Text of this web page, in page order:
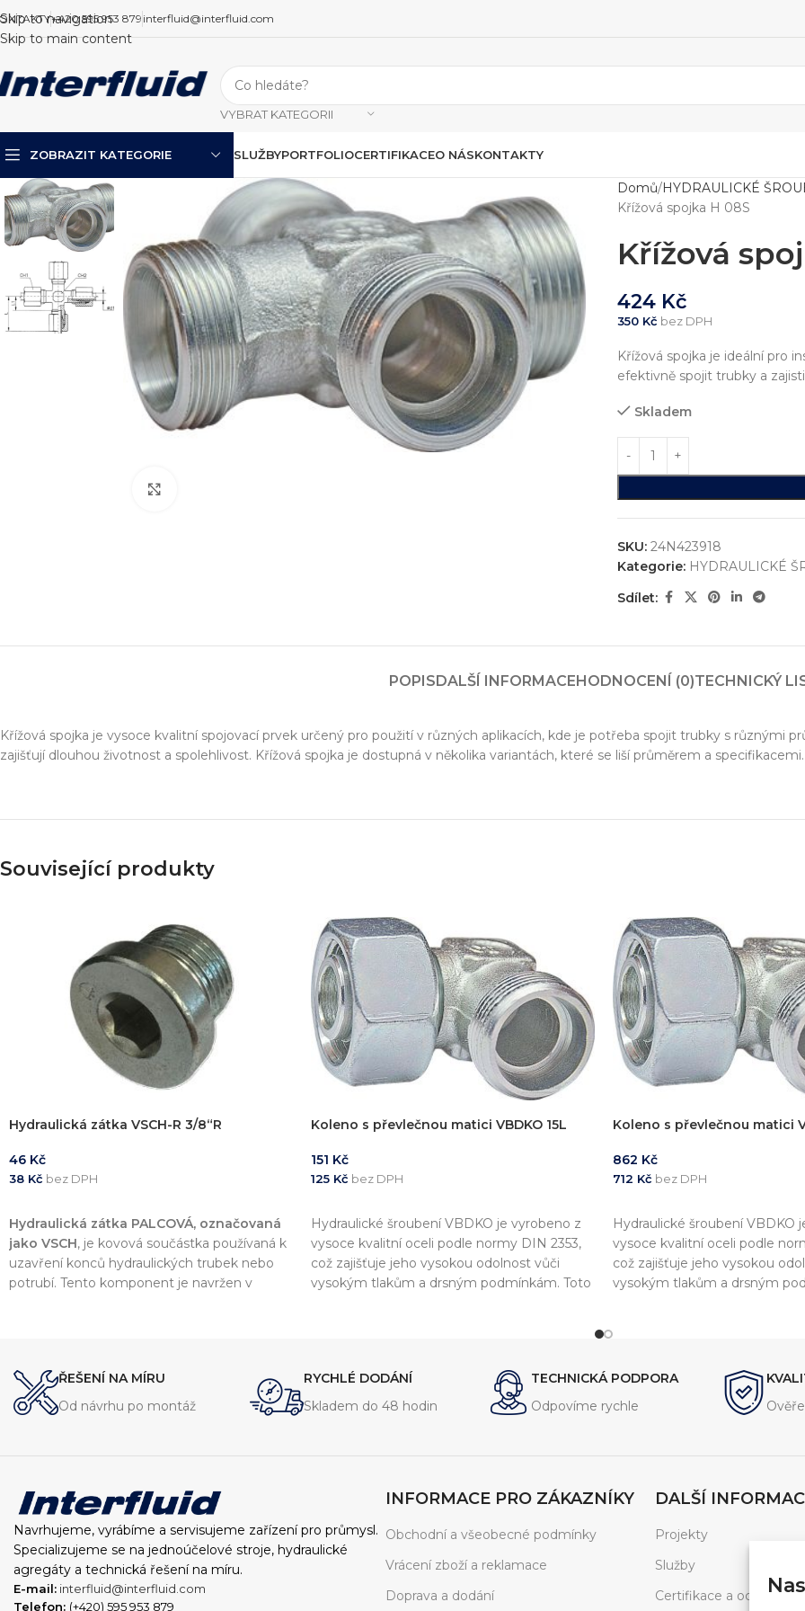
Skip to navigation
Skip to main content
+420 595 953 879 interfluid@interfluid.com
VYBRAT KATEGORII
ZOBRAZIT KATEGORIE SLUŽBY
Projektování systémů
Specializujeme se na konstrukci zakázkových zařízení, která nejsou sériově vyráběna
Návrh a prototypování
Konstrukce stroje
Technické know-how
20+ let zkušeností v oboru Každý
PORTFOLIOCERTIFIKACEO NÁSKONTAKTY
Domů HYDRAULICKÉ
Křížová spojka H 08S
Křížová
424 Kč
350 Kč bez DPH
Křížová spojka je ideální pro
efektivně spojit trubky a
Skladem
SKU: 24N423918
Kategorie: HYDRAULICKÉ
Sdílet:
POPISDALŠÍ INFORMACEHODNOCENÍ (0)TECHNICKÝ
Křížová spojka je vysoce kvalitní spojovací prvek určený pro použití v různých aplikacích, kde je potřeba spojit trubky s různými
zajišťují dlouhou životnost a spolehlivost. Křížová spojka je dostupná v několika variantách, které se liší průměrem a specifikacemi.
Související produkty
Hydraulická zátka VSCH-R 3/8“R
46 Kč
38 Kč bez DPH
Hydraulická zátka PALCOVÁ, označovaná
jako VSCH, je kovová součástka používaná k
uzavření konců hydraulických trubek nebo
potrubí. Tento komponent je navržen v
Koleno s převlečnou matici VBDKO 15L
151 Kč
125 Kč bez DPH
Hydraulické šroubení VBDKO je vyrobeno z
vysoce kvalitní oceli podle normy DIN 2353,
což zajišťuje jeho vysokou odolnost vůči
vysokým tlakům a drsným podmínkám. Toto
Koleno s převlečnou matici
862 Kč
712 Kč bez DPH
Hydraulické šroubení VBDKO
vysoce kvalitní oceli podle
což zajišťuje jeho vysokou
vysokým tlakům a drsným
ŘEŠENÍ NA MÍRU
Od návrhu po montáž
RYCHLÉ DODÁNÍ
Skladem do 48 hodin
TECHNICKÁ PODPORA
Odpovíme rychle
Navrhujeme, vyrábíme a servisujeme zařízení pro průmysl.
Specializujeme se na jednoúčelové stroje, hydraulické
agregáty a technická řešení na míru.
E-mail: interfluid@interfluid.com
Telefon: (+420) 595 953 879
INFORMACE PRO ZÁKAZNÍKY
Obchodní a všeobecné podmínky
Vrácení zboží a reklamace
Doprava a dodání
DALŠÍ
Projekty
Služby
Certifikace a ocenění